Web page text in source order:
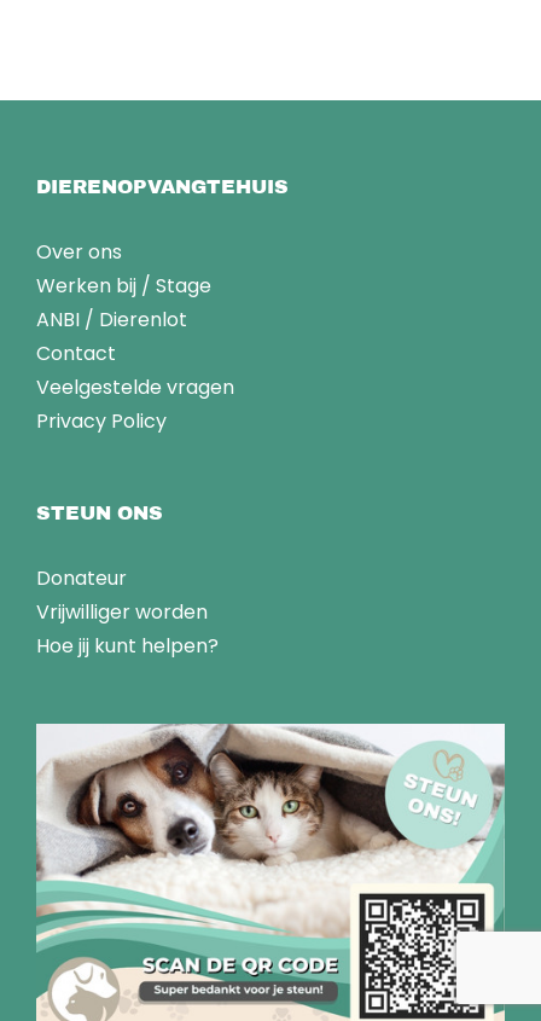
DIERENOPVANGTEHUIS
Over ons
Werken bij / Stage
ANBI / Dierenlot
Contact
Veelgestelde vragen
Privacy Policy
STEUN ONS
Donateur
Vrijwilliger worden
Hoe jij kunt helpen?